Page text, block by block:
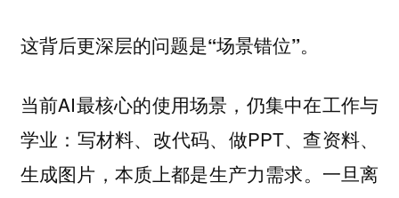
这背后更深层的问题是“场景错位”。
当前AI最核心的使用场景，仍集中在工作与
学业：写材料、改代码、做PPT、查资料、
生成图片，本质上都是生产力需求。一旦离